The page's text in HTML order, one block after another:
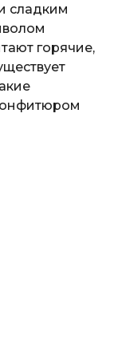
сладким
горячие,